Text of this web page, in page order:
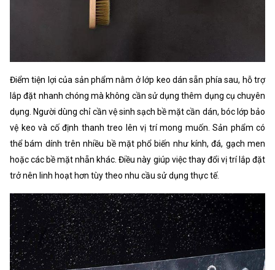
Điểm tiện lợi của sản phẩm nằm ở lớp keo dán sẵn phía sau, hỗ trợ
lắp đặt nhanh chóng mà không cần sử dụng thêm dụng cụ chuyên
dụng. Người dùng chỉ cần vệ sinh sạch bề mặt cần dán, bóc lớp bảo
vệ keo và cố định thanh treo lên vị trí mong muốn. Sản phẩm có
thể bám dính trên nhiều bề mặt phổ biến như kính, đá, gạch men
hoặc các bề mặt nhẵn khác. Điều này giúp việc thay đổi vị trí lắp đặt
trở nên linh hoạt hơn tùy theo nhu cầu sử dụng thực tế.